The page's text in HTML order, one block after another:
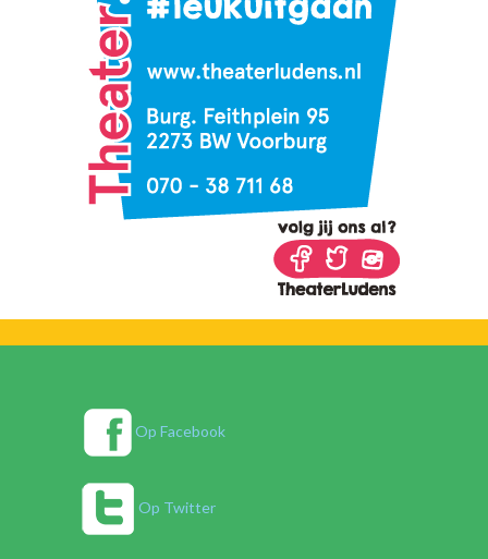
Op Facebook
Op Twitter